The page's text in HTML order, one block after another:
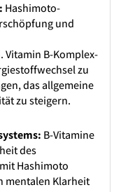
Hashimoto-
und
B-Komplex-
zu
das allgemeine
zu steigern.
B-Vitamine
des
Hashimoto
mentalen Klarheit